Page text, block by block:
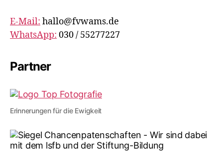
E-Mail: hallo@fvwams.de
WhatsApp: 030 / 55277227
Partner
Erinnerungen für die Ewigkeit